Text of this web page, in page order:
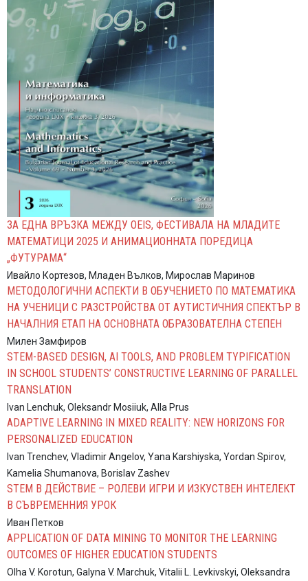
ЗА ЕДНА ВРЪЗКА МЕЖДУ OEIS, ФЕСТИВАЛА НА МЛАДИТЕ
МАТЕМАТИЦИ 2025 И АНИМАЦИОННАТА ПОРЕДИЦА
„ФУТУРАМА“
Ивайло Кортезов, Младен Вълков, Мирослав Маринов
МЕТОДОЛОГИЧНИ АСПЕКТИ В ОБУЧЕНИЕТО ПО МАТЕМАТИКА
НА УЧЕНИЦИ С РАЗСТРОЙСТВА ОТ АУТИСТИЧНИЯ СПЕКТЪР В
НАЧАЛНИЯ ЕТАП НА ОСНОВНАТА ОБРАЗОВАТЕЛНА СТЕПЕН
Милен Замфиров
STEM-BASED DESIGN, AI TOOLS, AND PROBLEM TYPIFICATION
IN SCHOOL STUDENTS’ CONSTRUCTIVE LEARNING OF PARALLEL
TRANSLATION
Ivan Lenchuk, Oleksandr Mosiiuk, Alla Prus
ADAPTIVE LEARNING IN MIXED REALITY: NEW HORIZONS FOR
PERSONALIZED EDUCATION
Ivan Trenchev, Vladimir Angelov, Yana Karshiyska, Yordan Spirov,
Kamelia Shumanova, Borislav Zashev
STEM В ДЕЙСТВИЕ – РОЛЕВИ ИГРИ И ИЗКУСТВЕН ИНТЕЛЕКТ
В СЪВРЕМЕННИЯ УРОК
Иван Петков
APPLICATION OF DATA MINING TO MONITOR THE LEARNING
OUTCOMES OF HIGHER EDUCATION STUDENTS
Olha V. Korotun, Galyna V. Marchuk, Vitalii L. Levkivskyi, Oleksandra